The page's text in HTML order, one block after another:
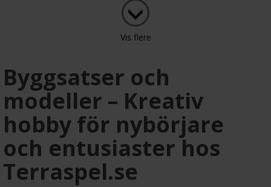
Vis flere
Byggsatser och
modeller – Kreativ
hobby för nybörjare
och entusiaster hos
Terraspel.se